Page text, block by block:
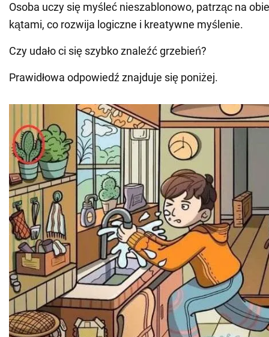
Osoba uczy się myśleć nieszablonowo, patrząc na
kątami, co rozwija logiczne i kreatywne myślenie.
Czy udało ci się szybko znaleźć grzebień?
Prawidłowa odpowiedź znajduje się poniżej.